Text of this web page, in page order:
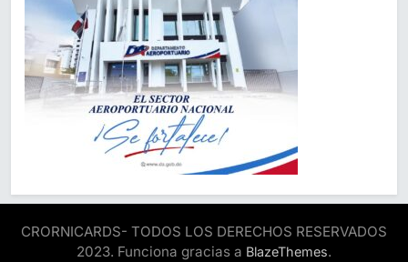
CRORNICARDS- TODOS LOS DERECHOS RESERVADOS
2023. Funciona gracias a BlazeThemes.